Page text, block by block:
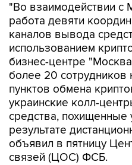
"Во взаимодействии с
работа девяти
каналов вывода
использованием
бизнес-центре
более 20 сотрудников
пунктов обмена
украинские колл-
средства, похищенные
результате
объявил в пятницу
связей (ЦОС) ФСБ.